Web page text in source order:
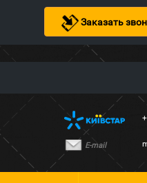
Заказать
E-mail